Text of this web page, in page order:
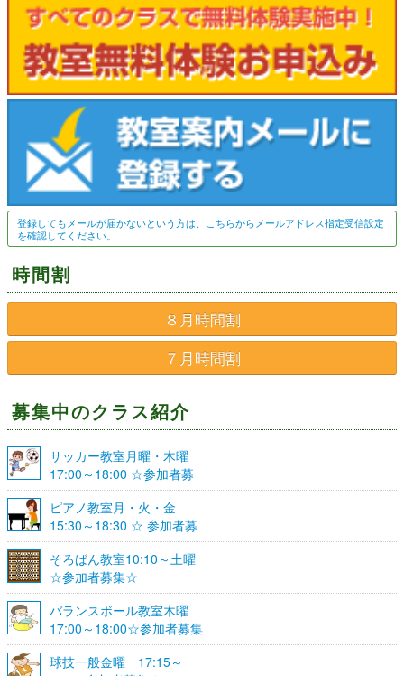
登録してもメールが届かないという方は、こちらからメールアドレス指定受信設定
を確認してください。
時間割
８月時間割
７月時間割
募集中のクラス紹介
サッカー教室月曜・木曜
17:00～18:00 ☆参加者募
集☆
ピアノ教室月・火・金
15:30～18:30 ☆ 参加者募
集☆
そろばん教室10:10～土曜
☆参加者募集☆
バランスボール教室木曜
17:00～18:00☆参加者募集
☆
球技一般金曜 17:15～